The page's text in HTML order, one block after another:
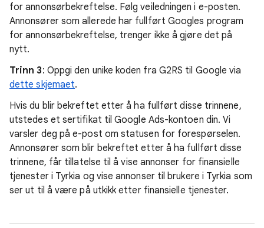
for annonsørbekreftelse. Følg veiledningen i e-posten.
Annonsører som allerede har fullført Googles program
for annonsørbekreftelse, trenger ikke å gjøre det på
nytt.
Trinn 3: Oppgi den unike koden fra G2RS til Google via
dette skjemaet.
Hvis du blir bekreftet etter å ha fullført disse trinnene,
utstedes et sertifikat til Google Ads-kontoen din. Vi
varsler deg på e-post om statusen for forespørselen.
Annonsører som blir bekreftet etter å ha fullført disse
trinnene, får tillatelse til å vise annonser for finansielle
tjenester i Tyrkia og vise annonser til brukere i Tyrkia som
ser ut til å være på utkikk etter finansielle tjenester.